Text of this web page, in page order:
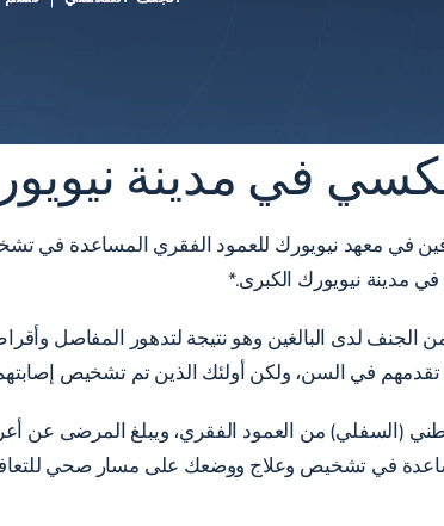
في مدينة
في معهد نيويورك للعمود الفقري المساعدة في
مدينة نيويورك الكبرى.*
الجنف لدى البالغين وهو نتيجة لتدهور المفاصل
في السن، ولكن أولئك الذين تم تشخيص
(السفلي) من العمود الفقري، ويبلغ المرضى عن